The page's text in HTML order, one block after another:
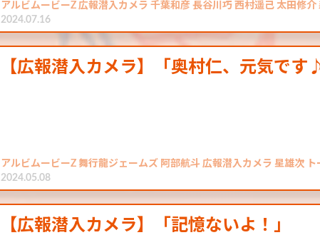
アルビムービーZ 広報潜入カメラ 千葉和彦 長谷川巧 西村遥己 太田修介
2024.07.16
【広報潜入カメラ】「奥村仁、元気です
アルビムービーZ 舞行龍ジェームズ 阿部航斗 広報潜入カメラ 星雄次
2024.05.08
【広報潜入カメラ】「記憶ないよ！」